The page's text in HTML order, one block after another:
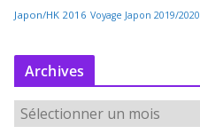
Japon/HK 2016 Voyage Japon 2019/2020
Archives